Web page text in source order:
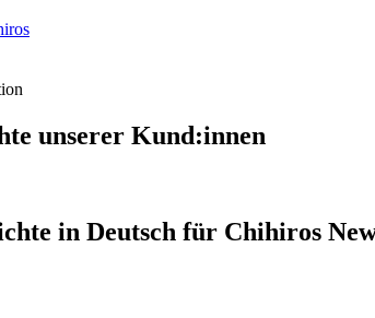
unserer Kund:innen
in Deutsch für Chihiros